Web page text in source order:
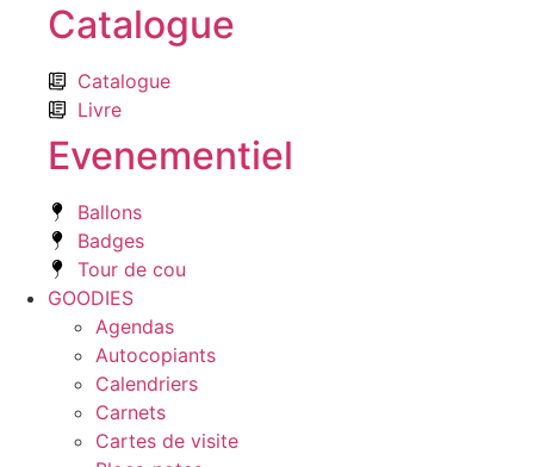
Catalogue
Catalogue
Livre
Evenementiel
Ballons
Badges
Tour de cou
GOODIES
Agendas
Autocopiants
Calendriers
Carnets
Cartes de visite